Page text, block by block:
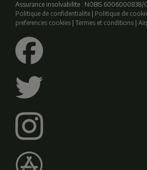
Assurance insolvabilite : NOBIS 6006000838/
Politique de confidentialite
Politique de
preferences cookies Termes et conditions